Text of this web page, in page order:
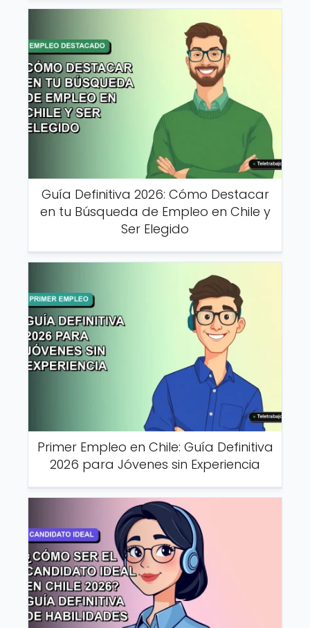
Guía Definitiva 2026: Cómo Destacar
en tu Búsqueda de Empleo en Chile y
Ser Elegido
Primer Empleo en Chile: Guía Definitiva
2026 para Jóvenes sin Experiencia